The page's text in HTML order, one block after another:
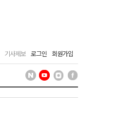
기사제보 로그인 회원가입